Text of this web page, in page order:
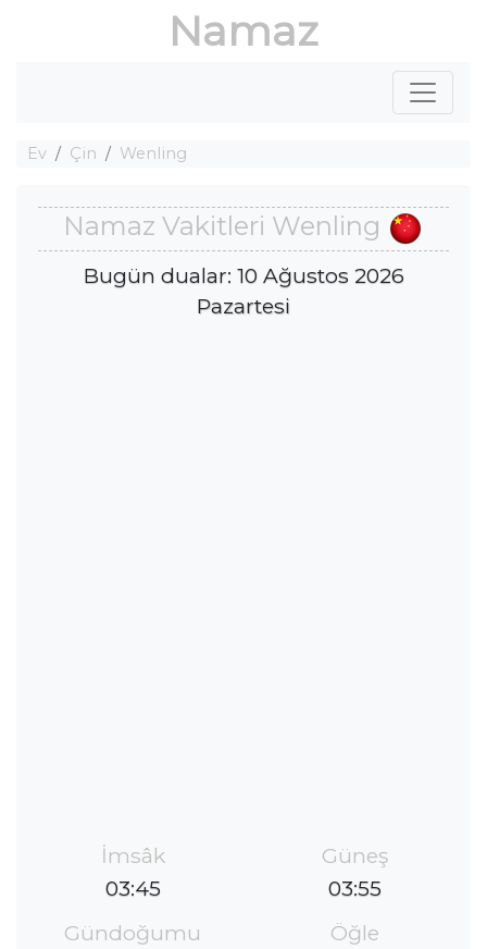
Namaz
Ev Çin Wenling
Namaz Vakitleri Wenling
Bugün dualar: 10 Ağustos 2026
Pazartesi
İmsâk
03:45
Güneş
03:55
Gündoğumu
Öğle